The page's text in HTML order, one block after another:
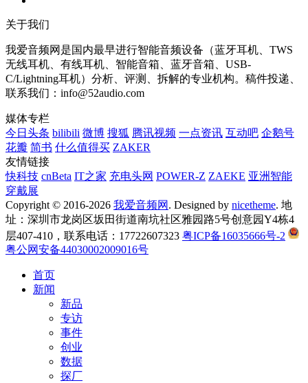
关于我们
我爱音频网是国内最早进行智能音频设备（蓝牙耳机、TWS
无线耳机、有线耳机、智能音箱、蓝牙音箱、USB-
C/Lightning耳机）分析、评测、拆解的专业机构。稿件投递、
联系我们：info@52audio.com
媒体专栏
今日头条 bilibili 微博 搜狐 腾讯视频 一点资讯 互动吧 企鹅号
花瓣 简书 什么值得买 ZAKER
友情链接
快科技 cnBeta IT之家 充电头网 POWER-Z ZAEKE 亚洲智能
穿戴展
Copyright © 2016-2026 我爱音频网 . Designed by nicetheme. 地
址：深圳市龙岗区坂田街道南坑社区雅园路5号创意园Y4栋4
层407-410，联系电话：17722607323 粤ICP备16035666号-2
粤公网安备44030002009016号
首页
新闻
新品
专访
事件
创业
数据
探厂